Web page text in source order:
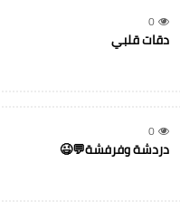
0
دقات قلبي
0
دردشة وفرفشة💬😉